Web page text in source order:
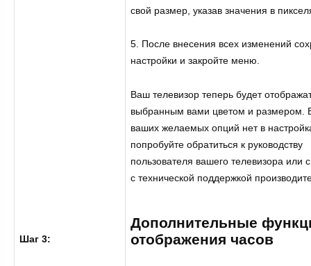
Шаг 3:
свой размер, указав значения в
5. После внесения всех изменений
настройки и закройте меню.
Ваш телевизор теперь будет
выбранным вами цветом и размером.
ваших желаемых опций нет в
попробуйте обратиться к руководству
пользователя вашего телевизора или
с технической поддержкой
Дополнительные
отображения часов